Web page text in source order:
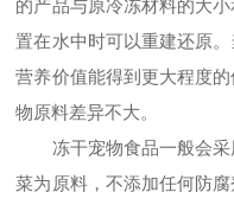
的产品与原冷冻材料的大
置在水中时可以重建还原
营养价值能得到更大程度
物原料差异不大。
冻干宠物食品一般会采
菜为原料，不添加任何防